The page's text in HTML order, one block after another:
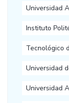
Universidad
Instituto
Tecnológico
Universidad
Universidad